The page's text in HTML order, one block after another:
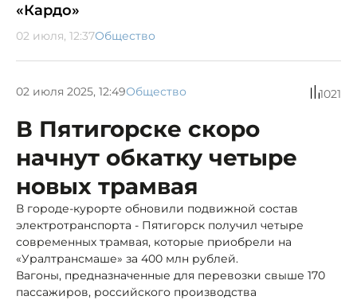
«Кардо»
02 июля, 12:37Общество
02 июля 2025, 12:49Общество 1021
В Пятигорске скоро
начнут обкатку четыре
новых трамвая
В городе-курорте обновили подвижной состав
электротранспорта - Пятигорск получил четыре
современных трамвая, которые приобрели на
«Уралтрансмаше» за 400 млн рублей.
Вагоны, предназначенные для перевозки свыше 170
пассажиров, российского производства